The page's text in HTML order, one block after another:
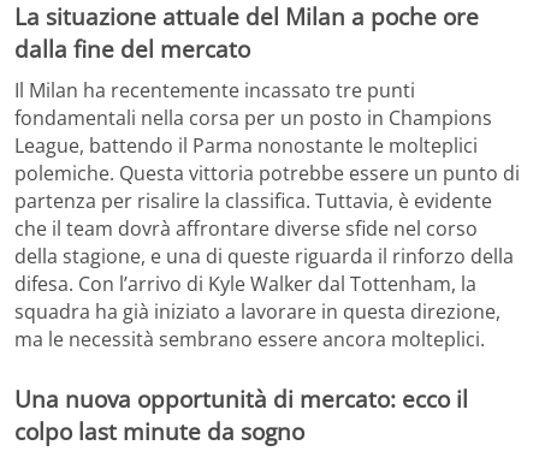
La situazione attuale del Milan a poche ore
dalla fine del mercato
Il Milan ha recentemente incassato tre punti
fondamentali nella corsa per un posto in Champions
League, battendo il Parma nonostante le molteplici
polemiche. Questa vittoria potrebbe essere un punto di
partenza per risalire la classifica. Tuttavia, è evidente
che il team dovrà affrontare diverse sfide nel corso
della stagione, e una di queste riguarda il rinforzo della
difesa. Con l’arrivo di Kyle Walker dal Tottenham, la
squadra ha già iniziato a lavorare in questa direzione,
ma le necessità sembrano essere ancora molteplici.
Una nuova opportunità di mercato: ecco il
colpo last minute da sogno